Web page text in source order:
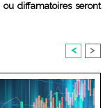
diffamatoires seront
< >